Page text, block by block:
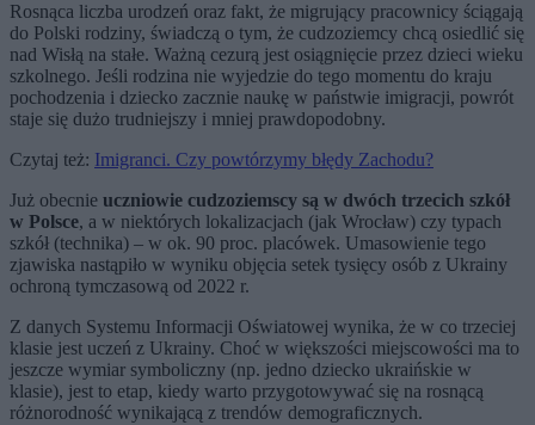
Rosnąca liczba urodzeń oraz fakt, że migrujący pracownicy ściągają
do Polski rodziny, świadczą o tym, że cudzoziemcy chcą osiedlić się
nad Wisłą na stałe. Ważną cezurą jest osiągnięcie przez dzieci wieku
szkolnego. Jeśli rodzina nie wyjedzie do tego momentu do kraju
pochodzenia i dziecko zacznie naukę w państwie imigracji, powrót
staje się dużo trudniejszy i mniej prawdopodobny.
Czytaj też: Imigranci. Czy powtórzymy błędy Zachodu?
Już obecnie uczniowie cudzoziemscy są w dwóch trzecich szkół
w Polsce, a w niektórych lokalizacjach (jak Wrocław) czy typach
szkół (technika) – w ok. 90 proc. placówek. Umasowienie tego
zjawiska nastąpiło w wyniku objęcia setek tysięcy osób z Ukrainy
ochroną tymczasową od 2022 r.
Z danych Systemu Informacji Oświatowej wynika, że w co trzeciej
klasie jest uczeń z Ukrainy. Choć w większości miejscowości ma to
jeszcze wymiar symboliczny (np. jedno dziecko ukraińskie w
klasie), jest to etap, kiedy warto przygotowywać się na rosnącą
różnorodność wynikającą z trendów demograficznych.